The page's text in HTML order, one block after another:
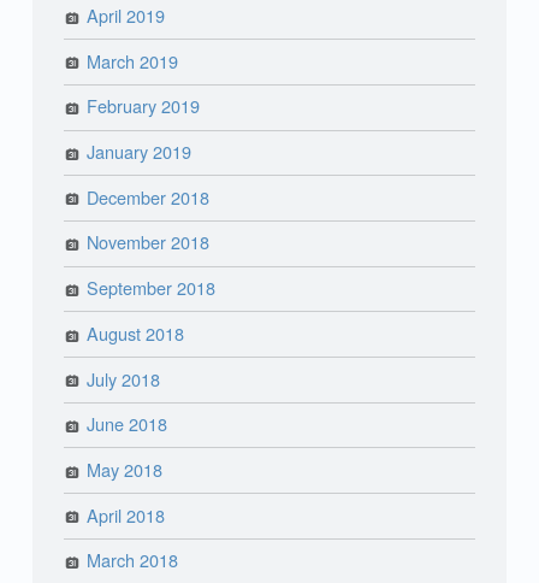
April 2019
March 2019
February 2019
January 2019
December 2018
November 2018
September 2018
August 2018
July 2018
June 2018
May 2018
April 2018
March 2018